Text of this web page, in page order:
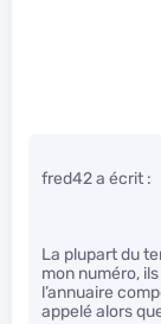
fred42 a écrit :
La plupart du
mon numéro,
l’annuaire
appelé alors